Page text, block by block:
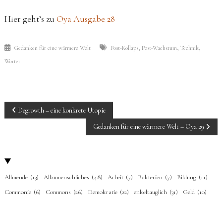
Hier geht’s zuOya Ausgabe 28
Gedanken für eine wärmere Welt Post-Kollaps, Post-Wachstum, Technik,
Wörter
BEITRAGS-
Degrowth – eine konkrete Utopie
Gedanken für eine wärmere Welt – Oya 29
Allmende (13) Allzumenschliches (48) Arbeit (7) Bakterien (7) Bildung (11)
Commonie (6) Commons (26) Demokratie (22) enkeltauglich (31) Geld (10)